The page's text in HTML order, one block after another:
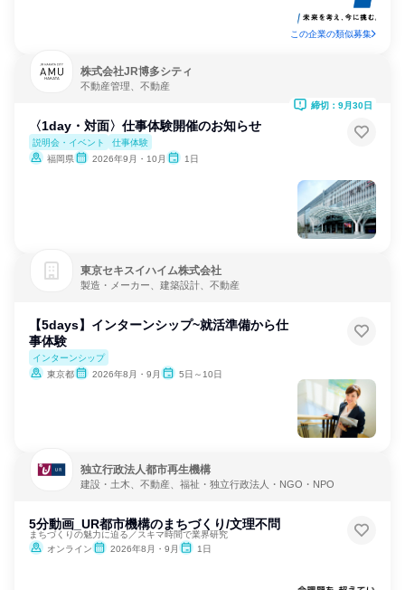
この企業の類似募集
株式会社JR博多シティ
不動産管理、不動産
〈1day・対面〉仕事体験開催のお知らせ
説明会・イベント
仕事体験
福岡県
2026年9月・10月 1日
締切：9月30日
東京セキスイハイム株式会社
製造・メーカー、建築設計、不動産
【5days】インターンシップ~就活準備から仕
事体験
インターンシップ
東京都
2026年8月・9月 5日～10日
独立行政法人都市再生機構
建設・土木、不動産、福祉・独立行政法人・NGO・NPO
5分動画_UR都市機構のまちづくり/文理不問
まちづくりの魅力に迫る／スキマ時間で業界研究
オンライン
2026年8月・9月 1日